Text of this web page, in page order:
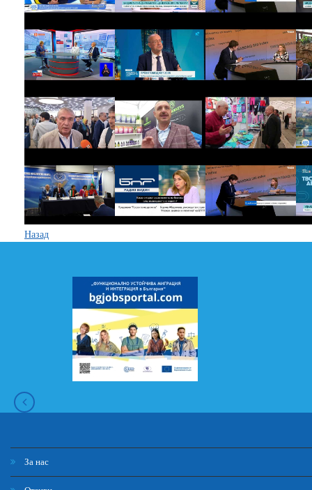
Назад
За нас